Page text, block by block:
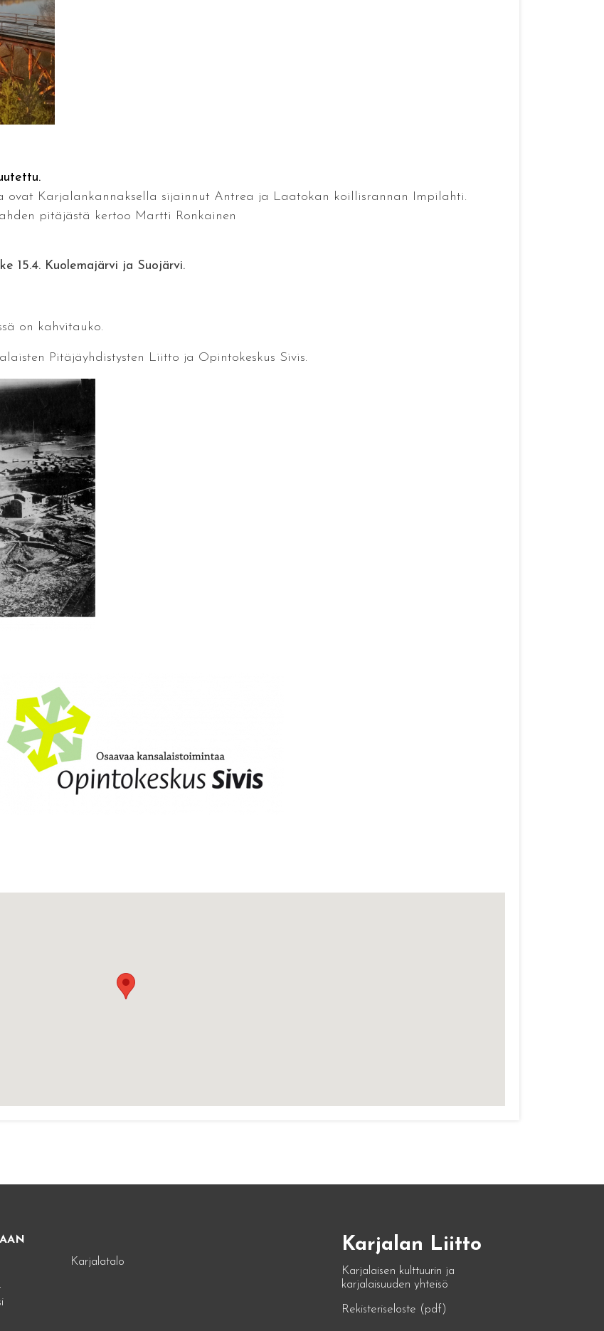
ovat Karjalankannaksella sijainnut Antrea ja Laatokan koillisrannan Impilahti.
pitäjästä kertoo Martti Ronkainen
ke 15.4. Kuolemajärvi ja Suojärvi.
on kahvitauko.
Pitäjäyhdistysten Liitto ja Opintokeskus Sivis.
Karjalatalo
Karjalan Liitto
Karjalaisen kulttuurin ja
karjalaisuuden yhteisö
Rekisteriseloste (pdf)